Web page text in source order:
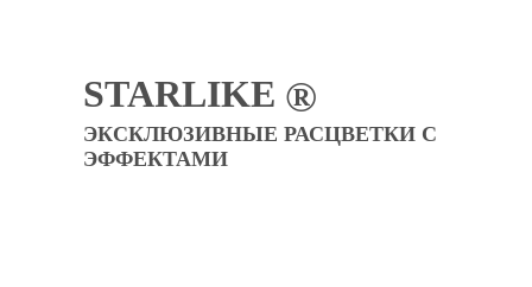
STARLIKE ®
ЭКСКЛЮЗИВНЫЕ РАСЦВЕТКИ С
ЭФФЕКТАМИ